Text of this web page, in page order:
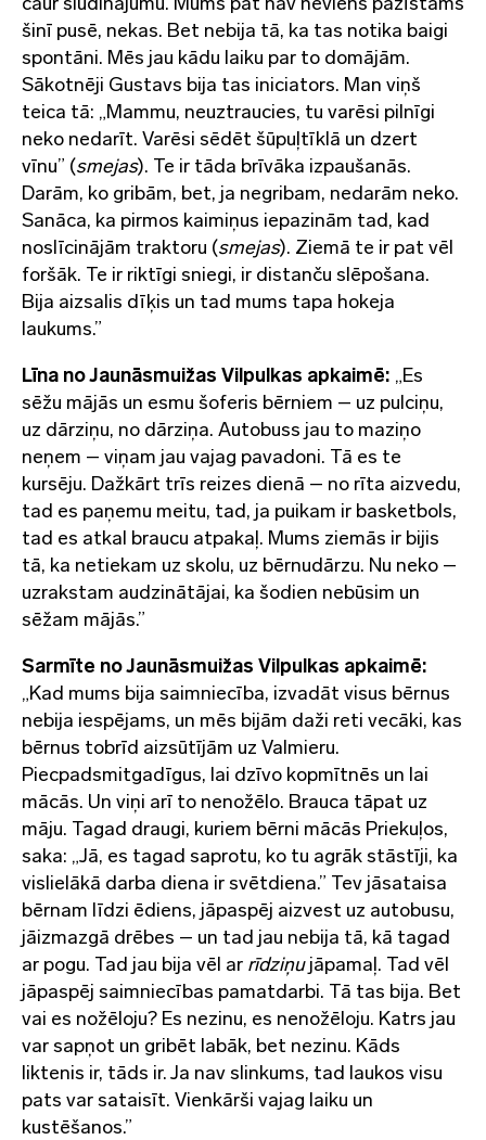
šinī pusē, nekas. Bet nebija tā, ka tas notika baigi
spontāni. Mēs jau kādu laiku par to domājām.
Sākotnēji Gustavs bija tas iniciators. Man viņš
teica tā: „Mammu, neuztraucies, tu varēsi pilnīgi
neko nedarīt. Varēsi sēdēt šūpuļtīklā un dzert
vīnu” (smejas). Te ir tāda brīvāka izpaušanās.
Darām, ko gribām, bet, ja negribam, nedarām neko.
Sanāca, ka pirmos kaimiņus iepazinām tad, kad
noslīcinājām traktoru (smejas). Ziemā te ir pat vēl
foršāk. Te ir riktīgi sniegi, ir distanču slēpošana.
Bija aizsalis dīķis un tad mums tapa hokeja
laukums.”
Līna no Jaunāsmuižas Vilpulkas apkaimē: „Es
sēžu mājās un esmu šoferis bērniem – uz pulciņu,
uz dārziņu, no dārziņa. Autobuss jau to maziņo
neņem – viņam jau vajag pavadoni. Tā es te
kursēju. Dažkārt trīs reizes dienā – no rīta aizvedu,
tad es paņemu meitu, tad, ja puikam ir basketbols,
tad es atkal braucu atpakaļ. Mums ziemās ir bijis
tā, ka netiekam uz skolu, uz bērnudārzu. Nu neko –
uzrakstam audzinātājai, ka šodien nebūsim un
sēžam mājās.”
Sarmīte no Jaunāsmuižas Vilpulkas apkaimē:
„Kad mums bija saimniecība, izvadāt visus bērnus
nebija iespējams, un mēs bijām daži reti vecāki, kas
bērnus tobrīd aizsūtījām uz Valmieru.
Piecpadsmitgadīgus, lai dzīvo kopmītnēs un lai
mācās. Un viņi arī to nenožēlo. Brauca tāpat uz
māju. Tagad draugi, kuriem bērni mācās Priekuļos,
saka: „Jā, es tagad saprotu, ko tu agrāk stāstīji, ka
vislielākā darba diena ir svētdiena.” Tev jāsataisa
bērnam līdzi ēdiens, jāpaspēj aizvest uz autobusu,
jāizmazgā drēbes – un tad jau nebija tā, kā tagad
ar pogu. Tad jau bija vēl ar rīdziņujāpamaļ. Tad vēl
jāpaspēj saimniecības pamatdarbi. Tā tas bija. Bet
vai es nožēloju? Es nezinu, es nenožēloju. Katrs jau
var sapņot un gribēt labāk, bet nezinu. Kāds
liktenis ir, tāds ir. Ja nav slinkums, tad laukos visu
pats var sataisīt. Vienkārši vajag laiku un
kustēšanos.”